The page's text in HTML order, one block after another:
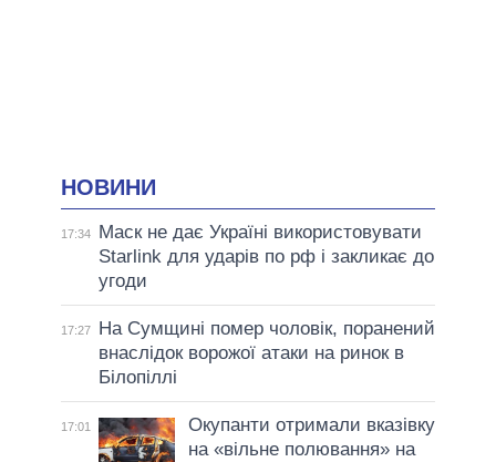
НОВИНИ
17:34
Маск не дає Україні використовувати
Starlink для ударів по рф і закликає до
угоди
17:27
На Сумщині помер чоловік, поранений
внаслідок ворожої атаки на ринок в
Білопіллі
17:01
Окупанти отримали вказівку
на «вільне полювання» на